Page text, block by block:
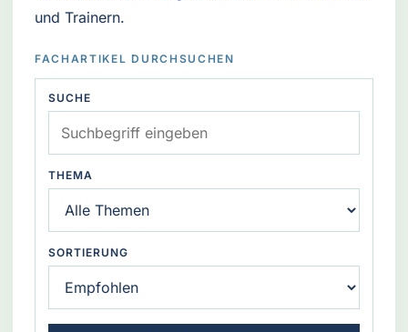
und Trainern.
FACHARTIKEL DURCHSUCHEN
SUCHE
THEMA
SORTIERUNG